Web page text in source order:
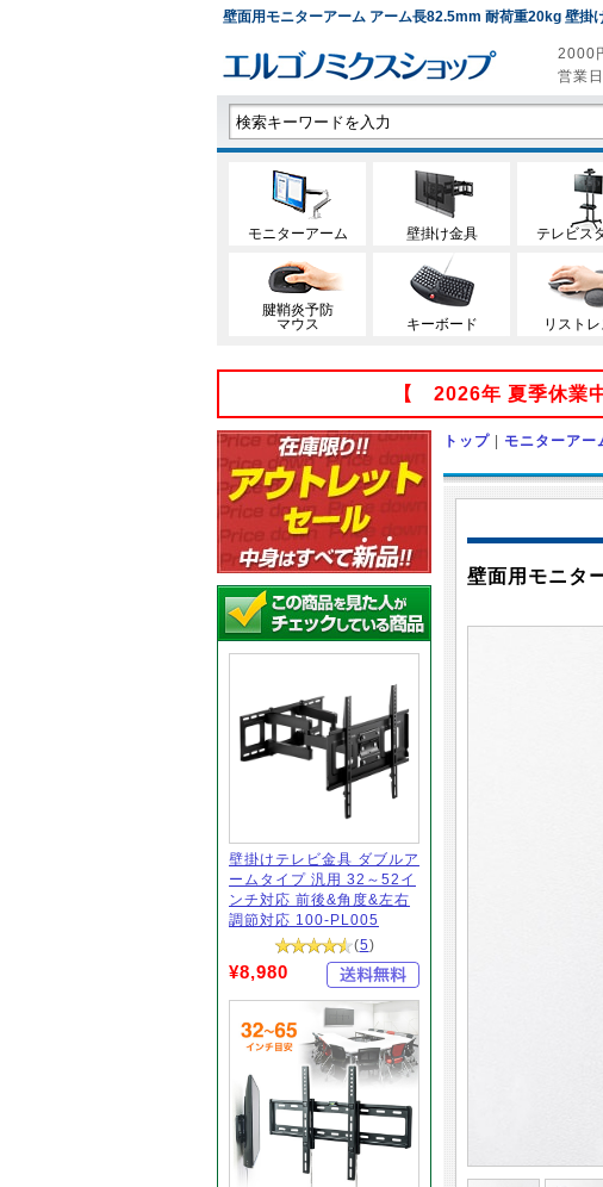
壁面用モニターアーム アーム長82.5mm 耐荷重20kg 壁掛
2000
営業
モニターアーム 壁掛け金具 テレビス
腱鞘炎予防
マウス
キーボード リストレ
【 2026年 夏季休業
壁掛けテレビ金具 ダブルア
ームタイプ 汎用 32～52イ
ンチ対応 前後&角度&左右
調節対応 100-PL005
(5)
¥8,980
トップ | モニターアー
壁面用モニタ